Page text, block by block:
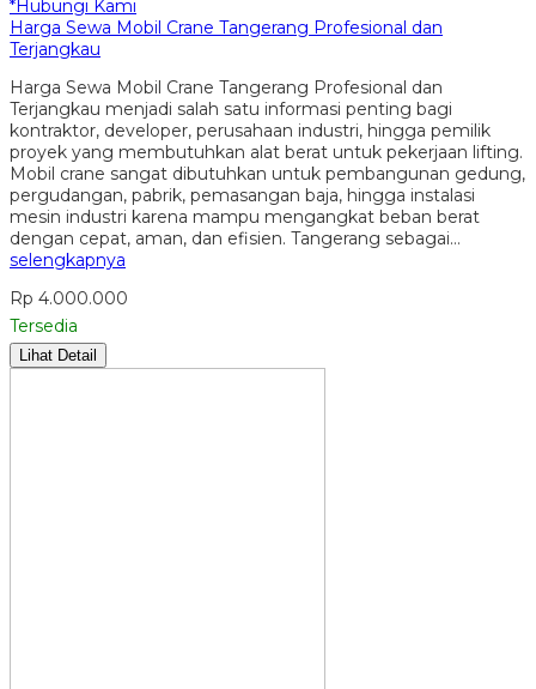
*Hubungi Kami
Harga Sewa Mobil Crane Tangerang Profesional dan
Terjangkau
Harga Sewa Mobil Crane Tangerang Profesional dan
Terjangkau menjadi salah satu informasi penting bagi
kontraktor, developer, perusahaan industri, hingga pemilik
proyek yang membutuhkan alat berat untuk pekerjaan lifting.
Mobil crane sangat dibutuhkan untuk pembangunan gedung,
pergudangan, pabrik, pemasangan baja, hingga instalasi
mesin industri karena mampu mengangkat beban berat
dengan cepat, aman, dan efisien. Tangerang sebagai…
selengkapnya
Rp 4.000.000
Tersedia
Lihat Detail